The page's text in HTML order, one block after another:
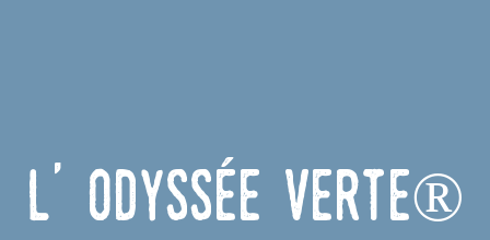
L' Odyssée Verte®